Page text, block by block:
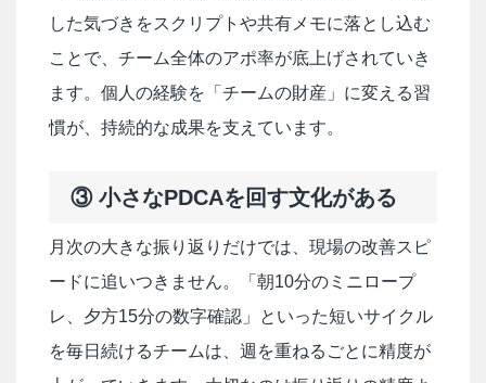
した気づきをスクリプトや共有メモに落とし込む
ことで、チーム全体のアポ率が底上げされていき
ます。個人の経験を「チームの財産」に変える習
慣が、持続的な成果を支えています。
③ 小さなPDCAを回す文化がある
月次の大きな振り返りだけでは、現場の改善スピ
ードに追いつきません。「朝10分のミニロープ
レ、夕方15分の数字確認」といった短いサイクル
を毎日続けるチームは、週を重ねるごとに精度が